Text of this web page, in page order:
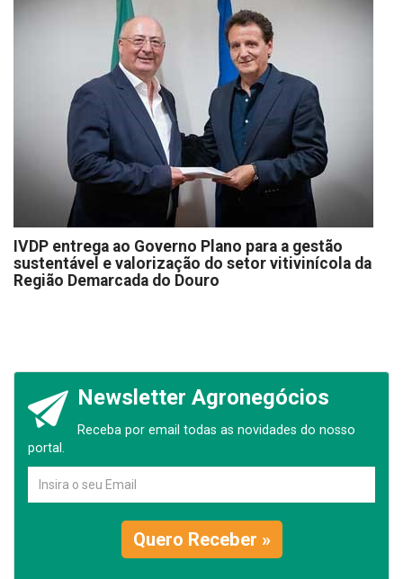
IVDP entrega ao Governo Plano para a gestão
sustentável e valorização do setor vitivinícola da
Região Demarcada do Douro
Newsletter Agronegócios
Receba por email todas as novidades do nosso
portal.
Quero Receber »